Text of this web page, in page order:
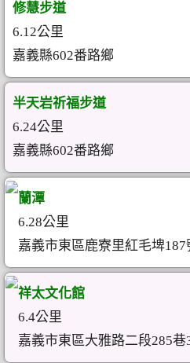
修慧步道
6.12公里
嘉義縣602番路鄉
半天岩祈福步道
6.24公里
嘉義縣602番路鄉
蘭潭
6.28公里
嘉義市東區鹿寮里紅毛埤187
祥太文化館
6.4公里
嘉義市東區大雅路二段285巷